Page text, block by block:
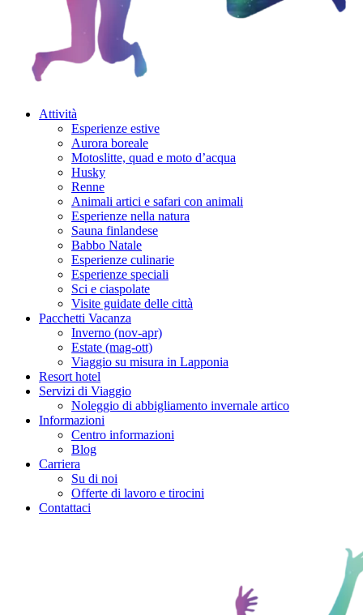
Attività
Esperienze estive
Aurora boreale
Motoslitte, quad e moto d’acqua
Husky
Renne
Animali artici e safari con animali
Esperienze nella natura
Sauna finlandese
Babbo Natale
Esperienze culinarie
Esperienze speciali
Sci e ciaspolate
Visite guidate delle città
Pacchetti Vacanza
Inverno (nov-apr)
Estate (mag-ott)
Viaggio su misura in Lapponia
Resort hotel
Servizi di Viaggio
Noleggio di abbigliamento invernale artico
Informazioni
Centro informazioni
Blog
Carriera
Su di noi
Offerte di lavoro e tirocini
Contattaci